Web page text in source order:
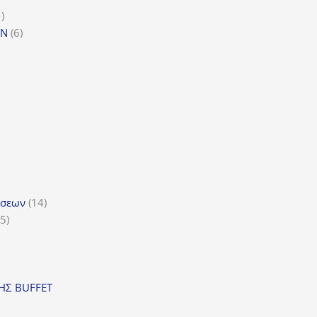
1
προϊόν
66
1414
55
BUFFET